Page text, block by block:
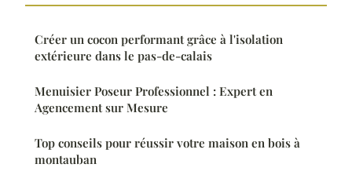
Créer un cocon performant grâce à l'isolation
extérieure dans le pas-de-calais
Menuisier Poseur Professionnel : Expert en
Agencement sur Mesure
Top conseils pour réussir votre maison en bois à
montauban